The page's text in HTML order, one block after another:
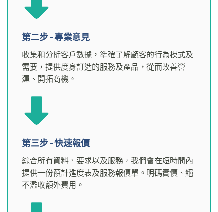
第二步 - 專業意見
收集和分析客戶數據，準確了解顧客的行為模式及
需要，提供度身訂造的服務及產品，從而改善營
運、開拓商機。
第三步 - 快速報價
綜合所有資料、要求以及服務，我們會在短時間內
提供一份預計進度表及服務報價單。明碼實價、絕
不濫收額外費用。